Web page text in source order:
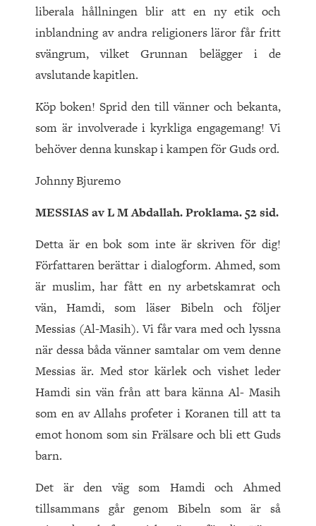
liberala hållningen blir att en ny etik och
inblandning av andra religioners läror får fritt
svängrum, vilket Grunnan belägger i de
avslutande kapitlen.
Köp boken! Sprid den till vänner och bekanta,
som är involverade i kyrkliga engagemang! Vi
behöver denna kunskap i kampen för Guds ord.
Johnny Bjuremo
MESSIAS av L M Abdallah. Proklama. 52sid.
Detta är en bok som inte är skriven för dig!
Författaren berättar i dialogform. Ahmed, som
är muslim, har fått en ny arbetskamrat och
vän, Hamdi, som läser Bibeln och följer
Messias (Al-Masih). Vi får vara med och lyssna
när dessa båda vänner samtalar om vem denne
Messias är. Med stor kärlek och vishet leder
Hamdi sin vän från att bara känna Al- Masih
som en av Allahs profeter i Koranen till att ta
emot honom som sin Frälsare och bli ett Guds
barn.
Det är den väg som Hamdi och Ahmed
tillsammans går genom Bibeln som är så